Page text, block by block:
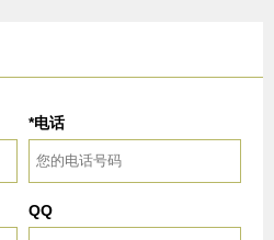
*电话
QQ